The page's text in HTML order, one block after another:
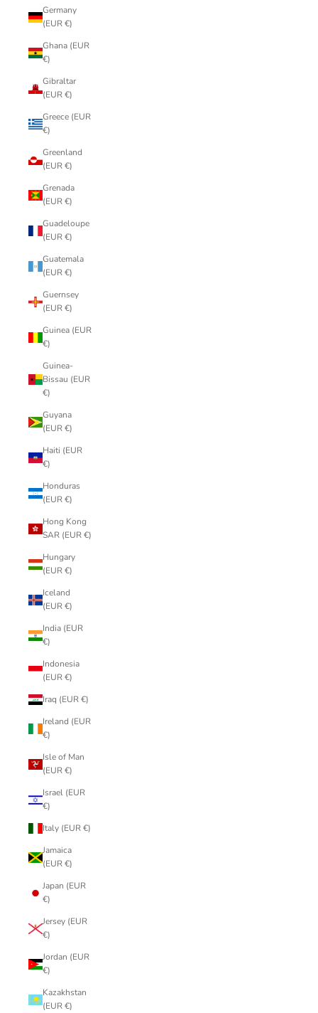
Germany
(EUR €)
Ghana (EUR
€)
Gibraltar
(EUR €)
Greece (EUR
€)
Greenland
(EUR €)
Grenada
(EUR €)
Guadeloupe
(EUR €)
Guatemala
(EUR €)
Guernsey
(EUR €)
Guinea (EUR
€)
Guinea-
Bissau (EUR
€)
Guyana
(EUR €)
Haiti (EUR
€)
Honduras
(EUR €)
Hong Kong
SAR (EUR €)
Hungary
(EUR €)
Iceland
(EUR €)
India (EUR
€)
Indonesia
(EUR €)
Iraq (EUR €)
Ireland (EUR
€)
Isle of Man
(EUR €)
Israel (EUR
€)
Italy (EUR €)
Jamaica
(EUR €)
Japan (EUR
€)
Jersey (EUR
€)
Jordan (EUR
€)
Kazakhstan
(EUR €)